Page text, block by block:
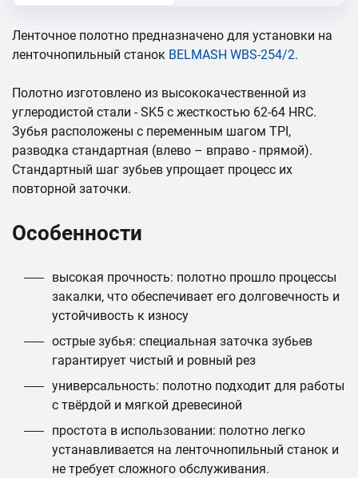
Ленточное полотно предназначено для установки на
ленточнопильный станок BELMASH WBS-254/2.
Полотно изготовлено из высококачественной из
углеродистой стали - SK5 с жесткостью 62-64 HRC.
Зубья расположены с переменным шагом TPI,
разводка стандартная (влево – вправо - прямой).
Стандартный шаг зубьев упрощает процесс их
повторной заточки.
Особенности
высокая прочность: полотно прошло процессы
закалки, что обеспечивает его долговечность и
устойчивость к износу
острые зубья: специальная заточка зубьев
гарантирует чистый и ровный рез
универсальность: полотно подходит для работы
с твёрдой и мягкой древесиной
простота в использовании: полотно легко
устанавливается на ленточнопильный станок и
не требует сложного обслуживания.